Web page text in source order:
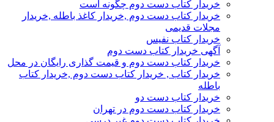
خریدار کتاب دست دوم چگونه است
خریدار کتاب دست دوم ,خریدار کاغذ باطله ,خریدار
مجلات قدیمی
خریدار کتاب نفیس
آگهی خریدار کتاب دست دوم
خریدار کتاب دست دوم و قیمت گذاری رایگان در محل
خریدار کتاب , خریدار کتاب دست دوم ,خریدار کتاب
باطله
خریدار کتاب دست دو
خریدار کتاب دست دوم در تهران